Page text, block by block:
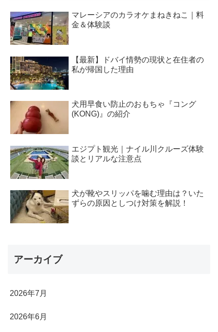
マレーシアのカラオケまねきねこ｜料
金＆体験談
【最新】ドバイ情勢の現状と在住者の
私が帰国した理由
犬用早食い防止のおもちゃ『コング
(KONG)』の紹介
エジプト観光｜ナイル川クルーズ体験
談とリアルな注意点
犬が靴やスリッパを噛む理由は？いた
ずらの原因としつけ対策を解説！
アーカイブ
2026年7月
2026年6月